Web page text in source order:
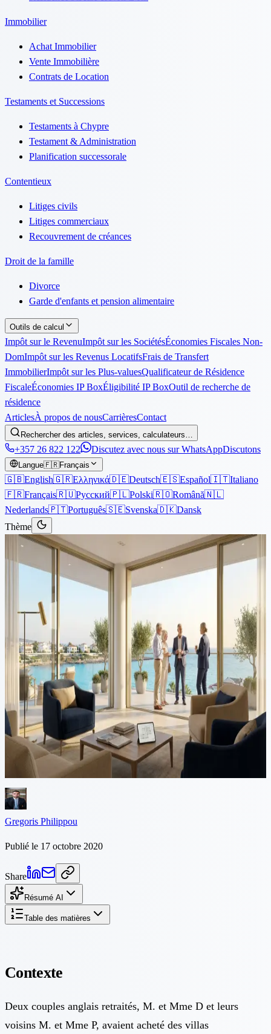
Immobilier
Achat Immobilier
Vente Immobilière
Contrats de Location
Testaments et Successions
Testaments à Chypre
Testament & Administration
Planification successorale
Contentieux
Litiges civils
Litiges commerciaux
Recouvrement de créances
Droit de la famille
Divorce
Garde d'enfants et pension alimentaire
Outils de calcul
Impôt sur le RevenuImpôt sur les SociétésÉconomies Fiscales Non-
DomImpôt sur les Revenus LocatifsFrais de Transfert
ImmobilierImpôt sur les Plus-valuesQualificateur de Résidence
FiscaleÉconomies IP BoxÉligibilité IP BoxOutil de recherche de
résidence
ArticlesÀ propos de nousCarrièresContact
Rechercher des articles, services, calculateurs…
+357 26 822 122 Discutez avec nous sur WhatsAppDiscutons
Langue🇫🇷Français
🇬🇧English🇬🇷Ελληνικά🇩🇪Deutsch🇪🇸Español🇮🇹Italiano
🇫🇷Français🇷🇺Русский🇵🇱Polski🇷🇴Română🇳🇱
Nederlands🇵🇹Português🇸🇪Svenska🇩🇰Dansk
Thème
Articles›Propriété
Lecture de 3 min
Comment nous avons aidé
deux couples anglais à obtenir
leurs actes de propriété à
Chypre après 10 ans
Deux couples anglais retraités, M. et Mme D et leurs voisins M. et
Mme P avaient acheté des villas individuelles, faisant partie d'un
projet plus vaste, en bord de mer à Paphos auprès d'un petit
promoteur. À l'époque,...
Gregoris Philippou
Publié le 17 octobre 2020
Share
Résumé AI
Table des matières
Contexte
Deux couples anglais retraités, M. et Mme D et leurs
voisins M. et Mme P, avaient acheté des villas